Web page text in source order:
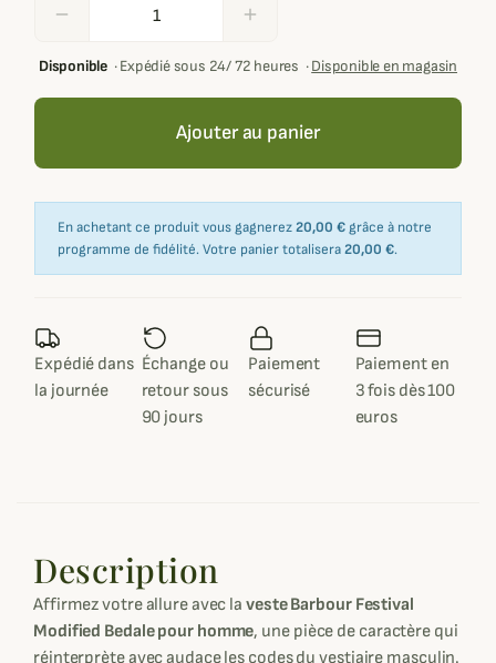
remove add
Disponible·Expédié sous 24/ 72 heures ·Disponible en magasin
Ajouter au panier
En achetant ce produit vous gagnerez20,00 € grâce à notre
programme de fidélité. Votre panier totalisera20,00 €.
Expédié dans
la journée
Échange ou
retour sous
90 jours
Paiement
sécurisé
Paiement en
3 fois dès 100
euros
Description
Affirmez votre allure avec la veste Barbour Festival
Modified Bedale pour homme, une pièce de caractère qui
réinterprète avec audace les codes du vestiaire masculin.